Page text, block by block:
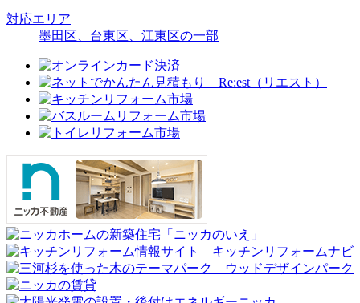
対応エリア
墨田区、台東区、江東区の一部